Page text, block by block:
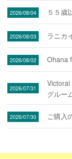
2026/08/04 ５５歳
2026/08/03 ラニカ
2026/08/02 Ohana
2026/07/31
Victorai
グルー
2026/07/30 ご購入